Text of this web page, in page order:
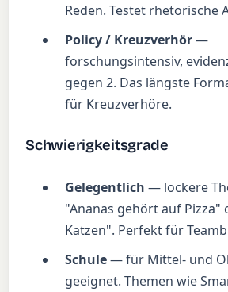
Reden. Testet rhetorische
Policy / Kreuzverhör—
forschungsintensiv,
gegen 2. Das längste
für Kreuzverhöre.
Schwierigkeitsgrade
Gelegentlich — lockere
"Ananas gehört auf Pizza"
Katzen". Perfekt für
Schule— für Mittel- und
geeignet. Themen wie